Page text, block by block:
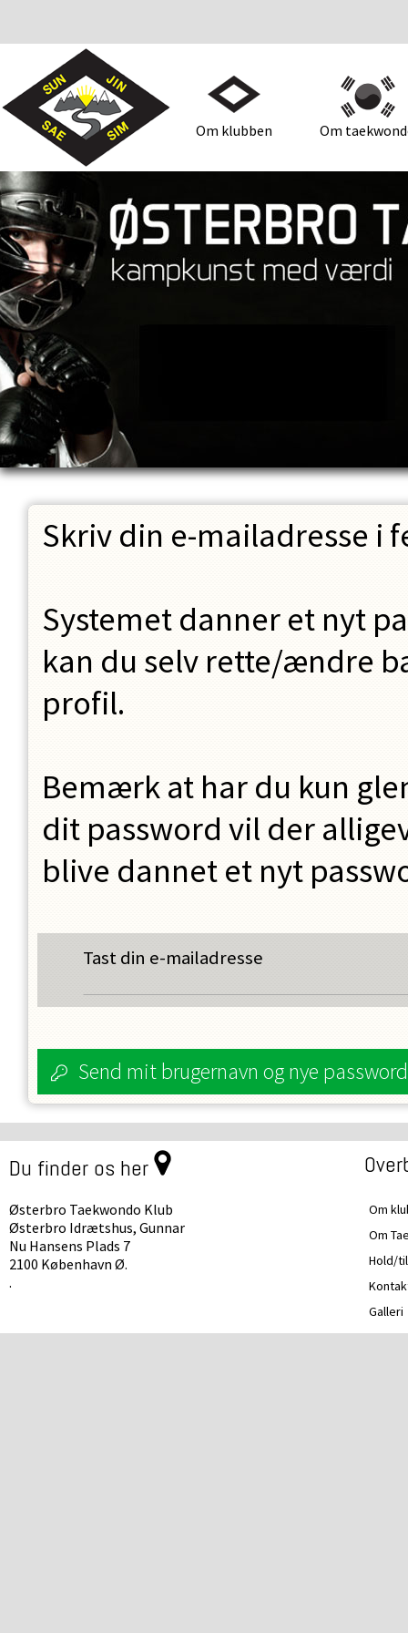
Om klubben Om
Skriv din e-mailadresse i
Systemet danner et nyt
kan du selv rette/ændre
profil.
Bemærk at har du kun
dit password vil der
blive dannet et nyt
Tast din e-mailadresse
Send mit brugernavn og nye password
Du finder os her
Østerbro Taekwondo Klub
Østerbro Idrætshus, Gunnar
Nu Hansens Plads 7
2100 København Ø.
.
Om
Om
Hold/
Galleri